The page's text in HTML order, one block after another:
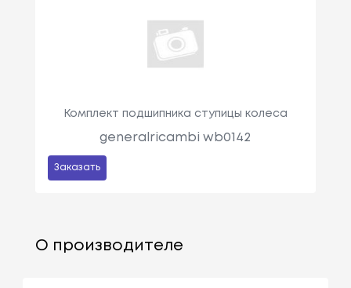
Комплект подшипника ступицы колеса
generalricambi wb0142
Заказать
О производителе